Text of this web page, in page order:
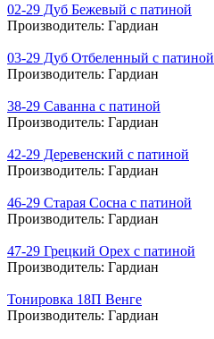
02-29 Дуб Бежевый с патиной
Производитель: Гардиан
03-29 Дуб Отбеленный с патиной
Производитель: Гардиан
38-29 Саванна с патиной
Производитель: Гардиан
42-29 Деревенский с патиной
Производитель: Гардиан
46-29 Старая Сосна с патиной
Производитель: Гардиан
47-29 Грецкий Орех с патиной
Производитель: Гардиан
Тонировка 18П Венге
Производитель: Гардиан